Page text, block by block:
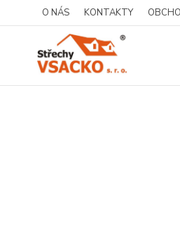
O NÁS KONTAKTY